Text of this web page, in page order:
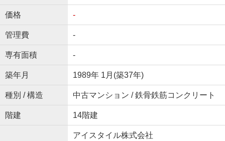
価格 -
管理費 -
専有面積 -
築年月 1989年 1月(築37年)
種別 / 構造 中古マンション / 鉄骨鉄筋コンクリート
階建 14階建
アイスタイル株式会社